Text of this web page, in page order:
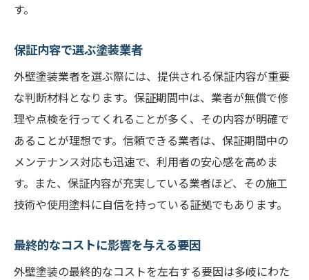
す。
保証内容で選ぶ塗装業者
外壁塗装業者を選ぶ際には、提供される保証内容が重要
な判断材料となります。保証期間中は、業者が無償で修
理や点検を行ってくれることが多く、その内容が明確で
あることが理想です。信頼できる業者は、保証期間中の
メンテナンス対応も迅速で、利用者の安心感を高めま
す。また、保証内容が充実している業者ほど、その施工
技術や使用塗料に自信を持っている証拠でもあります。
最終的なコストに影響を与える要因
外壁塗装の最終的なコストを左右する要因は多岐にわた